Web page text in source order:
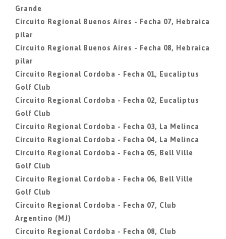
Grande
Circuito Regional Buenos Aires - Fecha 07, Hebraica
pilar
Circuito Regional Buenos Aires - Fecha 08, Hebraica
pilar
Circuito Regional Cordoba - Fecha 01, Eucaliptus
Golf Club
Circuito Regional Cordoba - Fecha 02, Eucaliptus
Golf Club
Circuito Regional Cordoba - Fecha 03, La Melinca
Circuito Regional Cordoba - Fecha 04, La Melinca
Circuito Regional Cordoba - Fecha 05, Bell Ville
Golf Club
Circuito Regional Cordoba - Fecha 06, Bell Ville
Golf Club
Circuito Regional Cordoba - Fecha 07, Club
Argentino (MJ)
Circuito Regional Cordoba - Fecha 08, Club